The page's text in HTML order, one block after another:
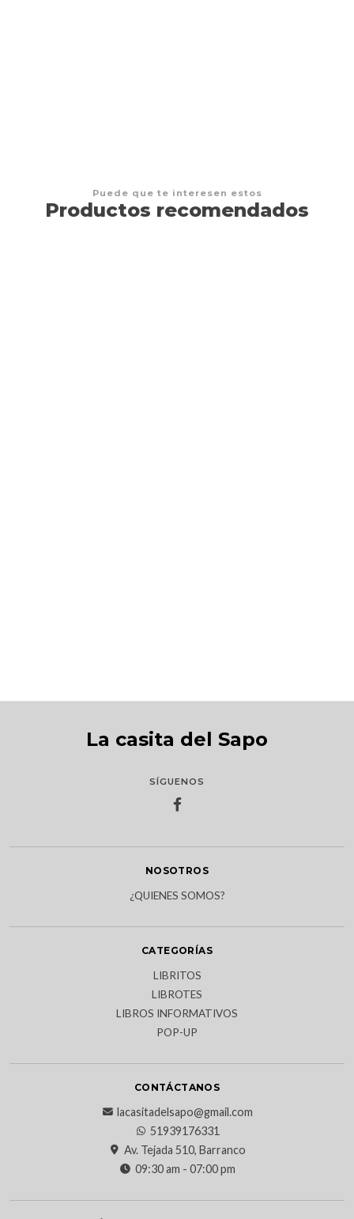
Puede que te interesen estos
Productos recomendados
La casita del Sapo
SÍGUENOS
NOSOTROS
¿QUIENES SOMOS?
CATEGORÍAS
LIBRITOS
LIBROTES
LIBROS INFORMATIVOS
POP-UP
CONTÁCTANOS
lacasitadelsapo@gmail.com
51939176331
Av. Tejada 510, Barranco
09:30 am - 07:00 pm